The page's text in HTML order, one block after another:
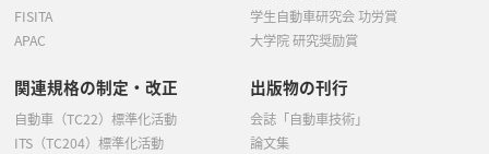
FISITA
APAC
学生自動車研究会 功労賞
大学院 研究奨励賞
関連規格の制定・改正
自動車（TC22）標準化活動
ITS（TC204）標準化活動
出版物の刊行
会誌「自動車技術」
論文集